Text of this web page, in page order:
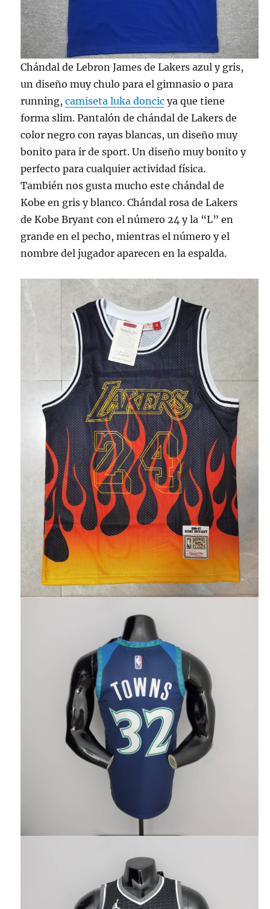
Chándal de Lebron James de Lakers azul y gris,
un diseño muy chulo para el gimnasio o para
running,camiseta luka doncic ya que tiene
forma slim. Pantalón de chándal de Lakers de
color negro con rayas blancas, un diseño muy
bonito para ir de sport. Un diseño muy bonito y
perfecto para cualquier actividad física.
También nos gusta mucho este chándal de
Kobe en gris y blanco. Chándal rosa de Lakers
de Kobe Bryant con el número 24 y la “L” en
grande en el pecho, mientras el número y el
nombre del jugador aparecen en la espalda.